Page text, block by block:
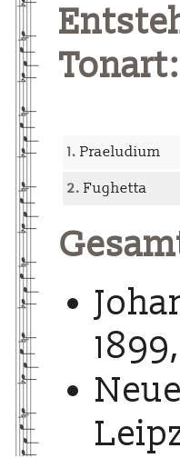
Tonart:
1. Praeludium
2. Fughetta
1899,